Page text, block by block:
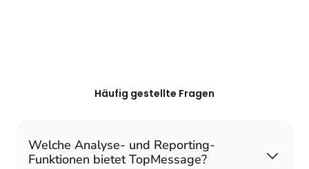
Häufig gestellte Fragen
Welche Analyse- und Reporting-
Funktionen bietet TopMessage?